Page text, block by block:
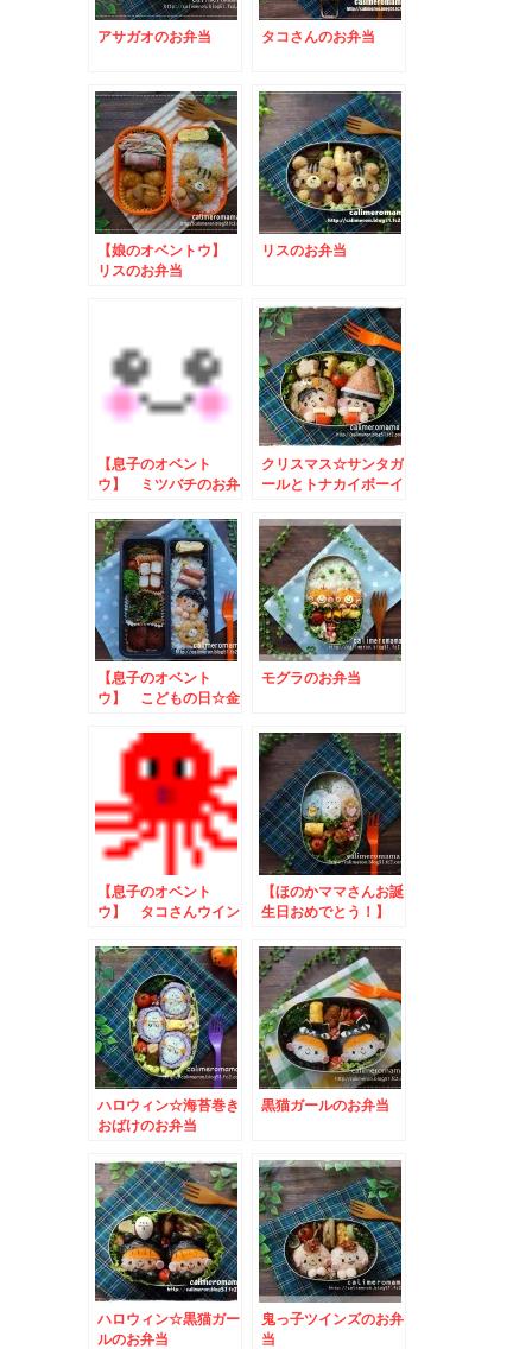
アサガオのお弁当 タコさんのお弁当
【娘のオベントウ】
リスのお弁当
リスのお弁当
【息子のオベント
ウ】 ミツバチのお弁
クリスマス☆サンタガ
ールとトナカイボーイ
【息子のオベント
ウ】 こどもの日☆金
モグラのお弁当
【息子のオベント
ウ】 タコさんウイン
【ほのかママさんお誕
生日おめでとう！】
当
ハロウィン☆海苔巻き
おばけのお弁当
黒猫ガールのお弁当
ハロウィン☆黒猫ガー
ルのお弁当
鬼っ子ツインズのお弁
当